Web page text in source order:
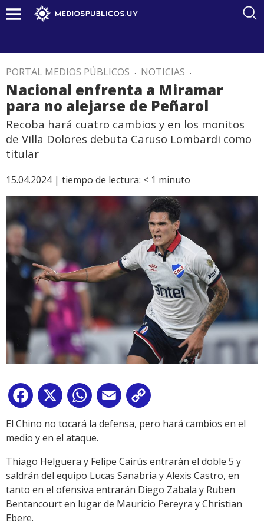
PORTAL MEDIOS PÚBLICOS . NOTICIAS .
Nacional enfrenta a Miramar
para no alejarse de Peñarol
Recoba hará cuatro cambios y en los monitos
de Villa Dolores debuta Caruso Lombardi como
titular
15.04.2024 | tiempo de lectura: < 1 minuto
Facebook
X WhatsApp
Email
Link
El Chino no tocará la defensa, pero hará cambios en el
medio y en el ataque.
Thiago Helguera y Felipe Cairús entrarán el doble 5 y
saldrán del equipo Lucas Sanabria y Alexis Castro, en
tanto en el ofensiva entrarán Diego Zabala y Ruben
Bentancourt en lugar de Mauricio Pereyra y Christian
Ebere.